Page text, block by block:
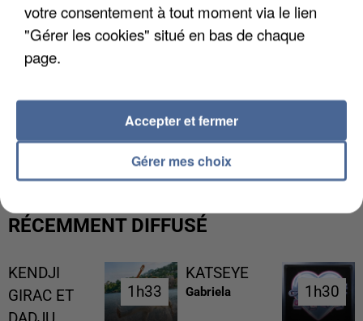
L’UN DES FONDATEURS SUPPOSÉS DE LA DZ
MAFIA INTERPELLÉ EN ALGÉRIE
RÉCEMMENT DIFFUSÉ
KENDJI
GIRAC ET
1h33
1h33
KATSEYE
Gabriela 1h30
1h30
votre consentement à tout moment via le lien
"Gérer les cookies" situé en bas de chaque
page.
Gérer mes choix
Accepter et fermer